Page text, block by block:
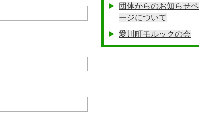
団体からのお知らせペ
ージについて
愛川町モルックの会